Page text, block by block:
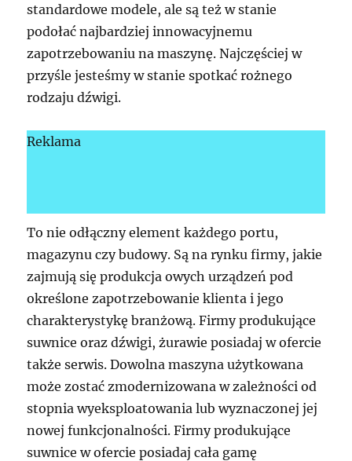
standardowe modele, ale są też w stanie
podołać najbardziej innowacyjnemu
zapotrzebowaniu na maszynę. Najczęściej w
przyśle jesteśmy w stanie spotkać rożnego
rodzaju dźwigi.
Reklama
To nie odłączny element każdego portu,
magazynu czy budowy. Są na rynku firmy, jakie
zajmują się produkcja owych urządzeń pod
określone zapotrzebowanie klienta i jego
charakterystykę branżową. Firmy produkujące
suwnice oraz dźwigi, żurawie posiadaj w ofercie
także serwis. Dowolna maszyna użytkowana
może zostać zmodernizowana w zależności od
stopnia wyeksploatowania lub wyznaczonej jej
nowej funkcjonalności. Firmy produkujące
suwnice w ofercie posiadaj cała gamę